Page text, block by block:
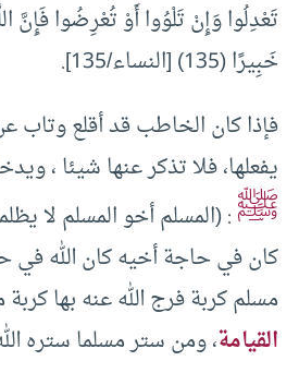
تَعْدِلُوا وَإِنْ تَلْوُوا أَوْ تُعْرِضُوا فَإِنَّ
خَبِيرًا (135) [النساء/135].
فإذا كان الخاطب قد أقلع وتاب
يفعلها، فلا تذكر عنها شيئا ،
ﷺ: (المسلم أخو المسلم لا
كان في حاجة أخيه كان الله
مسلم كربة فرج الله عنه بها
القيامة، ومن ستر مسلما ستره